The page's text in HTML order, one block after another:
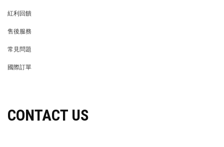
紅利回饋
售後服務
常見問題
國際訂單
CONTACT US